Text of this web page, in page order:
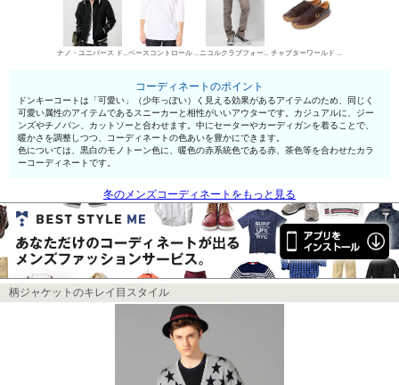
ナノ・ユニバース ドンキーコート ベースコントロール UネックTシャツ ニコルクラブフォーメン デニムパンツ・ジーンズ チャプターワールド ローカットスニーカー
コーディネートのポイント
ドンキーコートは「可愛い」（少年っぽい）く見える効果があるアイテムのため、同じく
可愛い属性のアイテムであるスニーカーと相性がいいアウターです。カジュアルに、ジー
ンズやチノパン、カットソーと合わせます。中にセーターやカーディガンを着ることで、
暖かさを調整しつつ、コーディネートの色あいを豊かにできます。
色については、黒白のモノトーン色に、暖色の赤系統色である赤、茶色等を合わせたカラ
ーコーディネートです。
冬のメンズコーディネートをもっと見る
柄ジャケットのキレイ目スタイル